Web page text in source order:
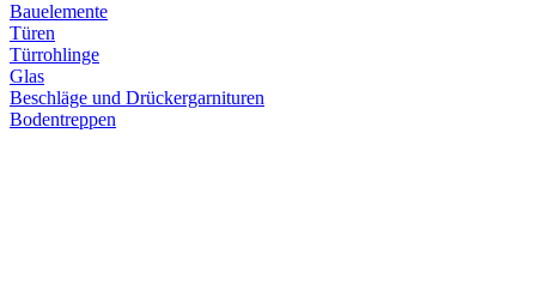
Bauelemente
Türen
Türrohlinge
Glas
Beschläge und Drückergarnituren
Bodentreppen